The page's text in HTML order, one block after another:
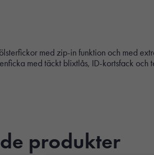
med zip-in funktion och med
med täckt blixtlås, ID-kortsfack och
produkter